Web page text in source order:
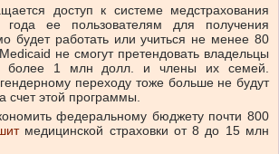
доступ к системе медстрахования
ее пользователям для получения
будет работать или учиться не менее 80
не смогут претендовать владельцы
более 1 млн долл. и члены их семей.
переходу тоже больше не будут
счет этой программы.
федеральному бюджету почти 800
медицинской страховки от 8 до 15 млн